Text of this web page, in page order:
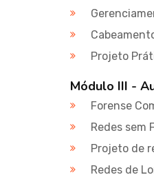
Projeto
Módulo III -
Forense
Redes sem
Projeto de
Redes de